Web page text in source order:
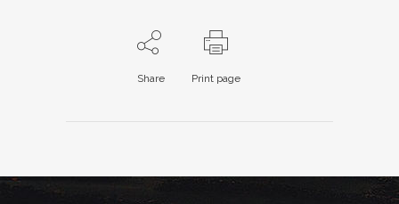
Share Print page